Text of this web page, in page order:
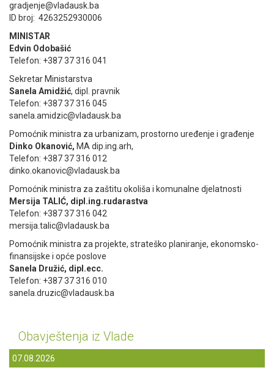
gradjenje@vladausk.ba
ID broj: 4263252930006
MINISTAR
Edvin Odobašić
Telefon: +387 37 316 041
Sekretar Ministarstva
Sanela Amidžić, dipl. pravnik
Telefon: +387 37 316 045
sanela.amidzic@vladausk.ba
Pomoćnik ministra za urbanizam, prostorno uređenje i građenje
Dinko Okanović, MA dip.ing.arh,
Telefon: +387 37 316 012
dinko.okanovic@vladausk.ba
Pomoćnik ministra za zaštitu okoliša i komunalne djelatnosti
Mersija TALIĆ, dipl.ing.rudarastva
Telefon: +387 37 316 042
mersija.talic@vladausk.ba
Pomoćnik ministra za projekte, strateško planiranje, ekonomsko-
finansijske i opće poslove
Sanela Družić, dipl.ecc.
Telefon: +387 37 316 010
sanela.druzic@vladausk.ba
Obavještenja iz Vlade
07.08.2026